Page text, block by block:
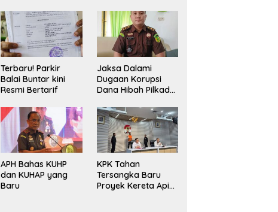
Terbaru! Parkir
Balai Buntar kini
Resmi Bertarif
Jaksa Dalami
Dugaan Korupsi
Dana Hibah Pilkada
Kaur
APH Bahas KUHP
dan KUHAP yang
Baru
KPK Tahan
Tersangka Baru
Proyek Kereta Api